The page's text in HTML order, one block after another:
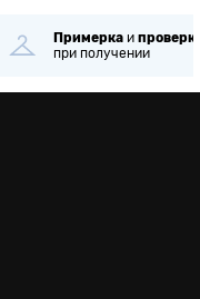
Примерка и
при получении